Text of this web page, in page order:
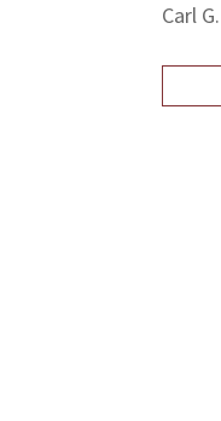
Carl